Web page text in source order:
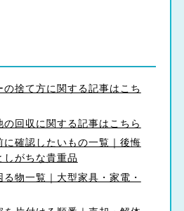
の捨て方に関する記事はこち
の回収に関する記事はこちら
に確認したいもの一覧｜後悔
しがちな貴重品
物一覧｜大型家具・家電・